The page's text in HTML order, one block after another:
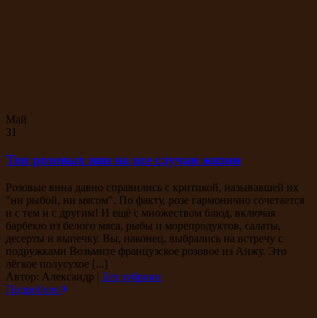
Май
31
Топ розовых вин на все случаи жизни
Розовые вина давно справились с критикой, называвшей их
"ни рыбой, ни мясом". По факту, розе гармонично сочетается
и с тем и с другим! И ещё с множеством блюд, включая
барбекю из белого мяса, рыбы и морепродуктов, салаты,
десерты и выпечку. Вы, наконец, выбрались на встречу с
подружками Возьмите французское розовое из Анжу. Это
лёгкое полусухое [...]
Автор: Александр | Без рубрики
Подробнее